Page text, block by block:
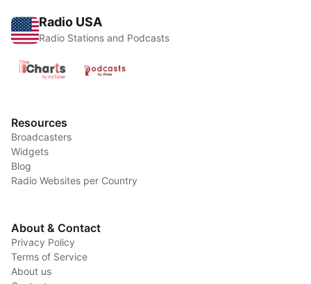
Radio USA
Radio Stations and Podcasts
Resources
Broadcasters
Widgets
Blog
Radio Websites per Country
About & Contact
Privacy Policy
Terms of Service
About us